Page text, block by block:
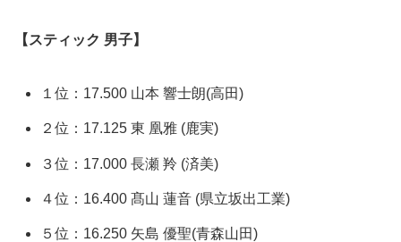
【スティック 男子】
１位：17.500 山本 響士朗(高田)
２位：17.125 東 凰雅 (鹿実)
３位：17.000 長瀬 羚 (済美)
４位：16.400 髙山 蓮音 (県立坂出工業)
５位：16.250 矢島 優聖(青森山田)